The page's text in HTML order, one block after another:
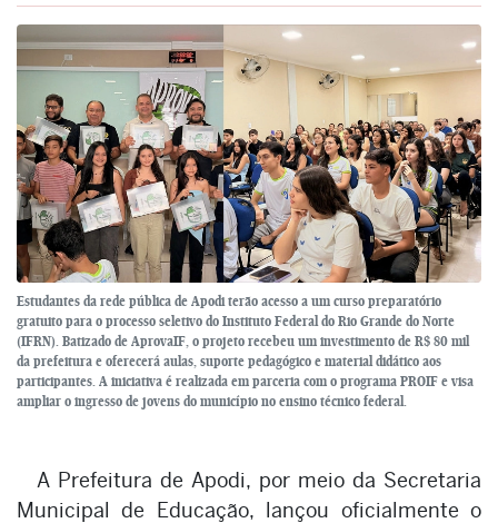
Estudantes da rede pública de Apodi terão acesso a um curso preparatório
gratuito para o processo seletivo do Instituto Federal do Rio Grande do Norte
(IFRN). Batizado de AprovaIF, o projeto recebeu um investimento de R$ 80 mil
da prefeitura e oferecerá aulas, suporte pedagógico e material didático aos
participantes. A iniciativa é realizada em parceria com o programa PROIF e visa
ampliar o ingresso de jovens do município no ensino técnico federal.
A Prefeitura de Apodi, por meio da Secretaria
Municipal de Educação, lançou oficialmente o